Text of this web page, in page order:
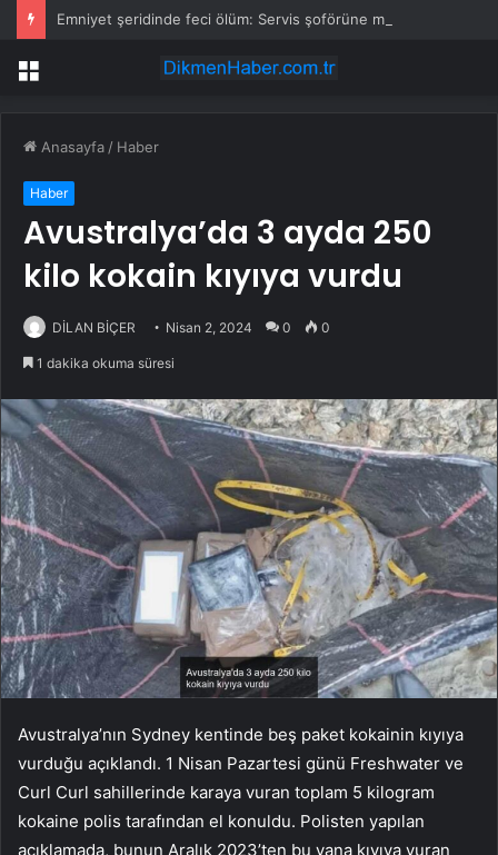
Menü
Anasayfa / Haber
Haber
Avustralya’da 3 ayda 250
kilo kokain kıyıya vurdu
DİLAN BİÇER Nisan 2, 2024 0 0
1 dakika okuma süresi
Avustralya’nın Sydney kentinde beş paket kokainin kıyıya
vurduğu açıklandı. 1 Nisan Pazartesi günü Freshwater ve
Curl Curl sahillerinde karaya vuran toplam 5 kilogram
kokaine polis tarafından el konuldu. Polisten yapılan
açıklamada, bunun Aralık 2023’ten bu yana kıyıya vuran